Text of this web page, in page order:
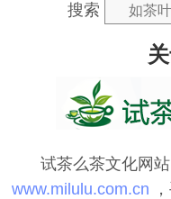
搜索
试茶么茶文化网
www.milulu.com.cn